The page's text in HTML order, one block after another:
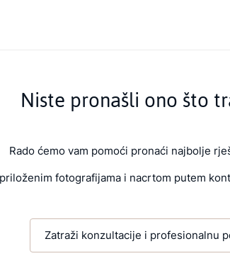
Niste pronašli ono što
Rado ćemo vam pomoći pronaći najbolje
fotografijama i nacrtom putem
Zatraži konzultacije i profesionalnu